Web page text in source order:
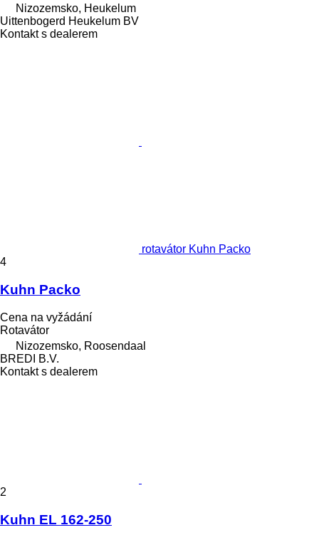
Nizozemsko, Heukelum
Uittenbogerd Heukelum BV
Kontakt s dealerem
rotavátor Kuhn Packo
4
Kuhn Packo
Cena na vyžádání
Rotavátor
Nizozemsko, Roosendaal
BREDI B.V.
Kontakt s dealerem
2
Kuhn EL 162-250